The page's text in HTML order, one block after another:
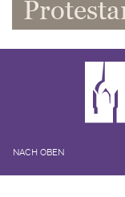
NACH OBEN